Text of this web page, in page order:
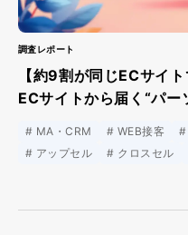
調査レポート
【約9割が同じECサイ
ECサイトから届く“パー
MA・CRM WEB接客
アップセル
クロスセル